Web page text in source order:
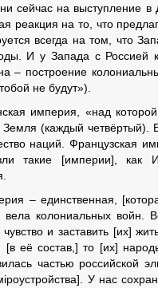
сейчас на выступление
реакция на то, что
всегда на том, что
И у Запада с Россией
– построение
не будут»).
империя, «над
(каждый
наций. Французская
такие [империи], как
– единственная,
вела колониальных
и заставить [их]
её состав,] то [их]
частью российской
У нас